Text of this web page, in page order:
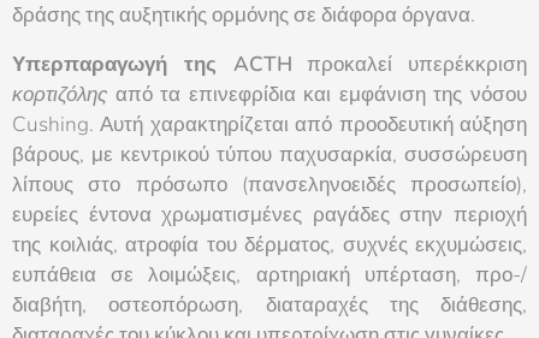
δράσης της αυξητικής ορμόνης σε διάφορα όργανα.
Υπερπαραγωγή της ACTH προκαλεί υπερέκκριση
κορτιζόλης από τα επινεφρίδια και εμφάνιση της νόσου
Cushing. Αυτή χαρακτηρίζεται από προοδευτική αύξηση
βάρους, με κεντρικού τύπου παχυσαρκία, συσσώρευση
λίπους στο πρόσωπο (πανσεληνοειδές προσωπείο),
ευρείες έντονα χρωματισμένες ραγάδες στην περιοχή
της κοιλιάς, ατροφία του δέρματος, συχνές εκχυμώσεις,
ευπάθεια σε λοιμώξεις, αρτηριακή υπέρταση, προ-/
διαβήτη, οστεοπόρωση, διαταραχές της διάθεσης,